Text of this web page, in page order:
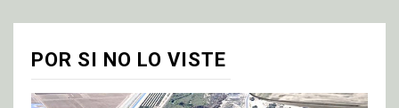
POR SI NO LO VISTE